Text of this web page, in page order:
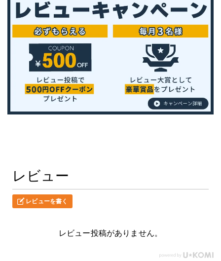
レビュー
レビューを書く
レビュー投稿がありません。